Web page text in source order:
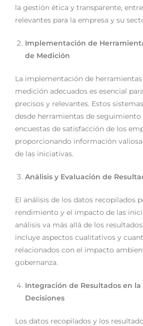
la gestión ética y transparente,
relevantes para la empresa y su
Implementación de
de Medición
La implementación de
medición adecuados es esencial
precisos y relevantes. Estos
desde herramientas de seguimiento
encuestas de satisfacción de los
proporcionando información
de las iniciativas.
Análisis y Evaluación de
El análisis de los datos recopilados
rendimiento y el impacto de las
análisis va más allá de los
incluye aspectos cualitativos y
relacionados con el impacto
gobernanza.
Integración de Resultados en la
Decisiones
Los datos recopilados y los